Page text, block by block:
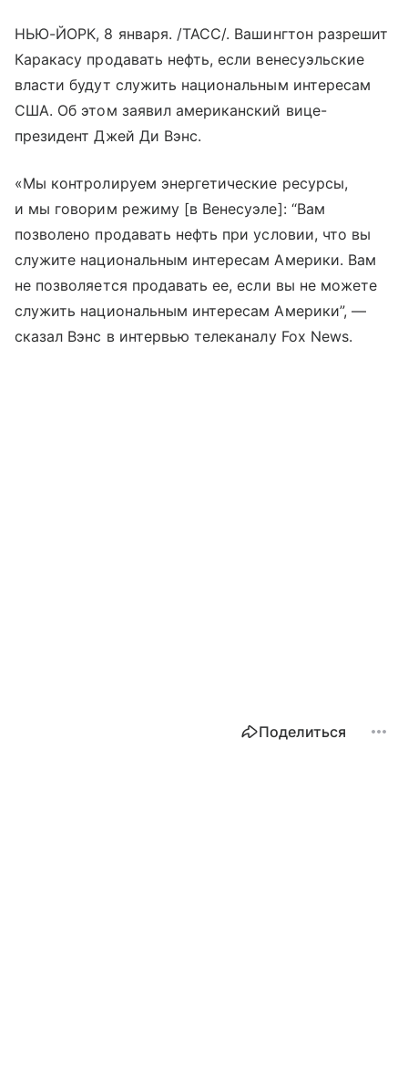
НЬЮ-ЙОРК, 8 января. /ТАСС/. Вашингтон разрешит
Каракасу продавать нефть, если венесуэльские
власти будут служить национальным интересам
США. Об этом заявил американский вице-
президент Джей Ди Вэнс.
«Мы контролируем энергетические ресурсы,
и мы говорим режиму [в Венесуэле]: “Вам
позволено продавать нефть при условии, что вы
служите национальным интересам Америки. Вам
не позволяется продавать ее, если вы не можете
служить национальным интересам Америки”, —
сказал Вэнс в интервью телеканалу Fox News.
Поделиться